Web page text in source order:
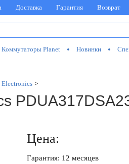
Доставка Гарантия Возврат
Коммутаторы Planet Новинки
Electronics >
Цена:
Гарантия: 12 месяцев